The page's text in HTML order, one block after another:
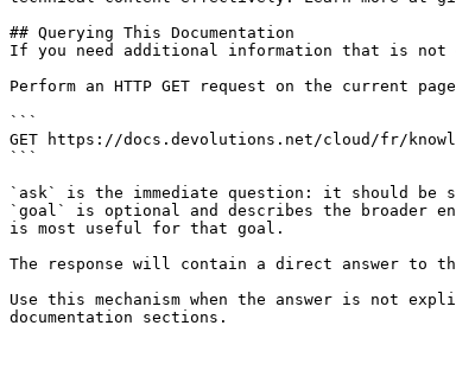
## Querying This Documentation
If you need additional information that is not
Perform an HTTP GET request on the current
```
GET https://docs.devolutions.net/cloud/fr/
```
`ask` is the immediate question: it should
`goal` is optional and describes the broader
is most useful for that goal.
The response will contain a direct answer to
Use this mechanism when the answer is not